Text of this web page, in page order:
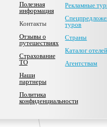
Полезная
информация
Контакты
Отзывы о
путешествиях
Страхование
ТО
Наши
партнеры
Политика
конфиденциальности
Рекламные
туров
Страны
Каталог отелей
Агентствам